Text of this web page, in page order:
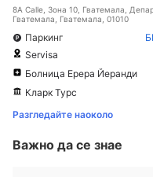
8A Calle, Зона 10, Гватемала,
Гватемала, Гватемала, 01010
Паркинг
Servisa
Болница Ерера Йеранди
Кларк Турс
Разгледайте наоколо
Важно да се знае